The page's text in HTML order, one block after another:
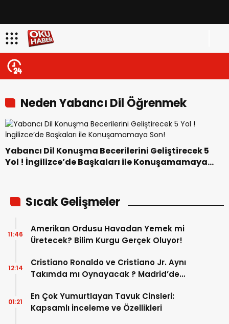
Neden Yabancı Dil Öğrenmek
İstiyorsunuz
Yabancı Dil Konuşma Becerilerini Geliştirecek 5
Yol ! İngilizce’de Başkaları ile Konuşamamaya
Sıcak Gelişmeler
Amerikan Ordusu Havadan Yemek mi
Üretecek? Bilim Kurgu Gerçek Oluyor!
11:46
Cristiano Ronaldo ve Cristiano Jr. Aynı
Takımda mı Oynayacak ? Madrid’de
12:14
En Çok Yumurtlayan Tavuk Cinsleri:
Kapsamlı İnceleme ve Özellikleri
01:21